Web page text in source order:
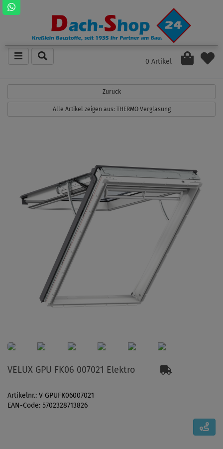
0 Artikel
Zurück
Alle Artikel zeigen aus: THERMO Verglasung
VELUX GPU FK06 007021 Elektro
Artikelnr.: V GPUFK06007021
EAN-Code: 5702328713826